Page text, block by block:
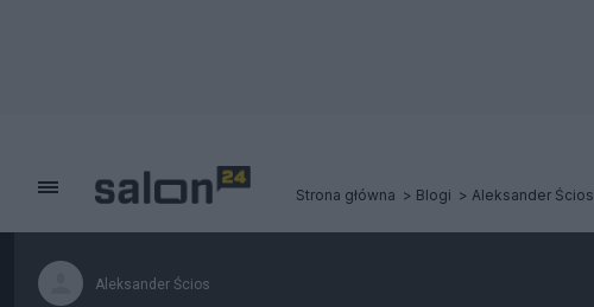
Strona główna Blogi Aleksander Ścios
Aleksander Ścios